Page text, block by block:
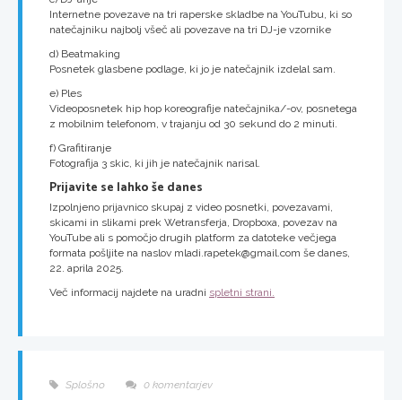
Internetne povezave na tri raperske skladbe na YouTubu, ki so
natečajniku najbolj všeč ali povezave na tri DJ-je vzornike
d) Beatmaking
Posnetek glasbene podlage, ki jo je natečajnik izdelal sam.
e) Ples
Videoposnetek hip hop koreografije natečajnika/-ov, posnetega
z mobilnim telefonom, v trajanju od 30 sekund do 2 minuti.
f) Grafitiranje
Fotografija 3 skic, ki jih je natečajnik narisal.
Prijavite se lahko še danes
Izpolnjeno prijavnico skupaj z video posnetki, povezavami,
skicami in slikami prek Wetransferja, Dropboxa, povezav na
YouTube ali s pomočjo drugih platform za datoteke večjega
formata pošljite na naslov mladi.rapetek@gmail.com še danes,
22. aprila 2025.
Več informacij najdete na uradni spletni strani.
Splošno 0 komentarjev